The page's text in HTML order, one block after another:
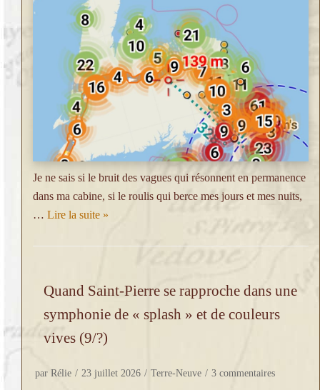
Je ne sais si le bruit des vagues qui résonnent en permanence
dans ma cabine, si le roulis qui berce mes jours et mes nuits,
… Lire la suite »
Quand Saint-Pierre se rapproche dans une
symphonie de « splash » et de couleurs
vives (9/?)
par Rélie 23 juillet 2026 Terre-Neuve 3 commentaires